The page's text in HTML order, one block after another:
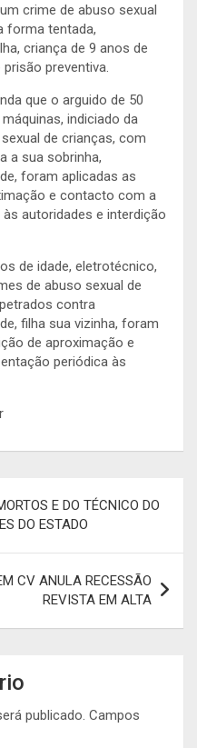
crime de abuso sexual
forma tentada,
criança de 9 anos de
preventiva.
que o arguido de 50
indiciado da
de crianças, com
a sua sobrinha,
foram aplicadas as
e contacto com a
autoridades e interdição
de idade, eletrotécnico,
de abuso sexual de
contra
filha sua vizinha, foram
de aproximação e
periódica às
E DO TÉCNICO DO
DO ESTADO
CV ANULA RECESSÃO
REVISTA EM ALTA
publicado. Campos